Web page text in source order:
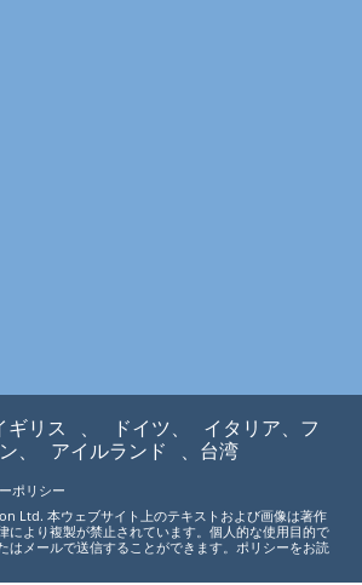
ギリス 、 ドイツ、
イタリア、フ
、 アイルランド 、台湾
ポリシー
Ltd. 本ウェブサイト上のテキストおよび画像は著作
により複製が禁止されています。個人的な使用目的で
はメールで送信することができます。ポリシーをお読